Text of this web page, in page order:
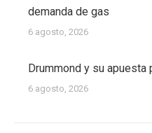
demanda de gas
6 agosto, 2026
Drummond y su
6 agosto, 2026